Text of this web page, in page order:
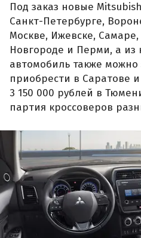
Под заказ новые
Санкт-Петербурге,
Москве, Ижевске,
Новгороде и Перми, а из
автомобиль также можно
приобрести в Саратове
3 150 000 рублей в
партия кроссоверов